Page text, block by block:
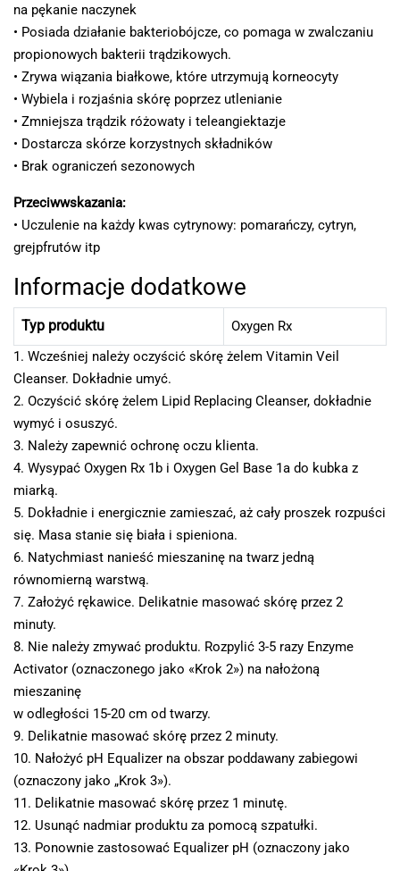
na pękanie naczynek
• Posiada działanie bakteriobójcze, co pomaga w zwalczaniu
propionowych bakterii trądzikowych.
• Zrywa wiązania białkowe, które utrzymują korneocyty
• Wybiela i rozjaśnia skórę poprzez utlenianie
• Zmniejsza trądzik różowaty i teleangiektazje
• Dostarcza skórze korzystnych składników
• Brak ograniczeń sezonowych
Przeciwwskazania:
• Uczulenie na każdy kwas cytrynowy: pomarańczy, cytryn,
grejpfrutów itp
Informacje dodatkowe
Typ produktu
Oxygen Rx
1. Wcześniej należy oczyścić skórę żelem Vitamin Veil
Cleanser. Dokładnie umyć.
2. Oczyścić skórę żelem Lipid Replacing Cleanser, dokładnie
wymyć i osuszyć.
3. Należy zapewnić ochronę oczu klienta.
4. Wysypać Oxygen Rx 1b i Oxygen Gel Base 1a do kubka z
miarką.
5. Dokładnie i energicznie zamieszać, aż cały proszek rozpuści
się. Masa stanie się biała i spieniona.
6. Natychmiast nanieść mieszaninę na twarz jedną
równomierną warstwą.
7. Założyć rękawice. Delikatnie masować skórę przez 2
minuty.
8. Nie należy zmywać produktu. Rozpylić 3-5 razy Enzyme
Activator (oznaczonego jako «Krok 2») na nałożoną
mieszaninę
w odległości 15-20 cm od twarzy.
9. Delikatnie masować skórę przez 2 minuty.
10. Nałożyć pH Equalizer na obszar poddawany zabiegowi
(oznaczony jako „Krok 3»).
11. Delikatnie masować skórę przez 1 minutę.
12. Usunąć nadmiar produktu za pomocą szpatułki.
13. Ponownie zastosować Equalizer pH (oznaczony jako